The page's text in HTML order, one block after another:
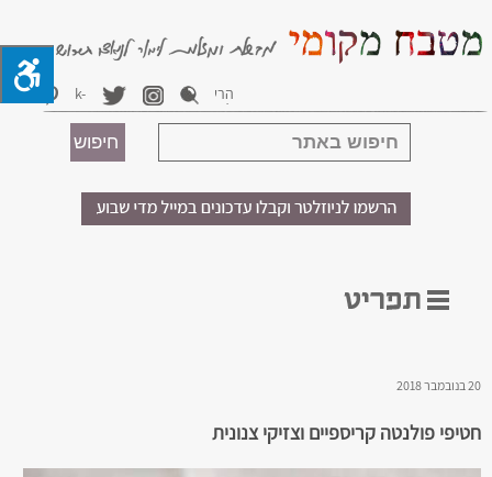
20 בנובמבר 2018
חטיפי פולנטה קריספיים וצזיקי צנונית